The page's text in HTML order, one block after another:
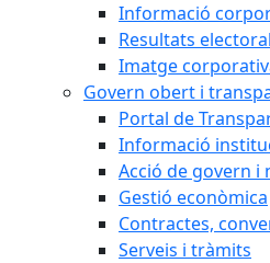
Informació
Resultats
Imatge
Govern obert i
Portal de
Informació
Acció de govern i
Gestió econòmica
Contractes,
Serveis i tràmits